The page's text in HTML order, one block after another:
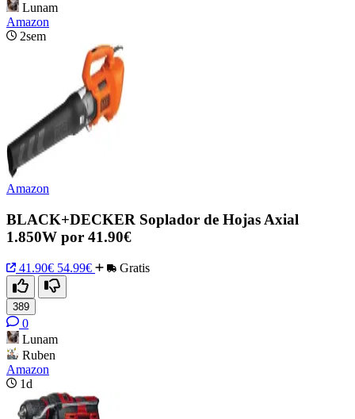
Lunam
Amazon
2sem
Amazon
BLACK+DECKER Soplador de Hojas Axial
1.850W por 41.90€
41.90€ 54.99€ Gratis
389
0
Lunam
Ruben
Amazon
1d